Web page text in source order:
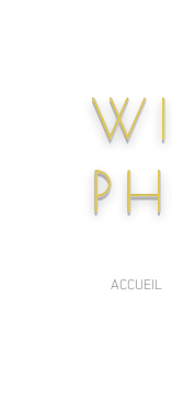
ACCUEIL